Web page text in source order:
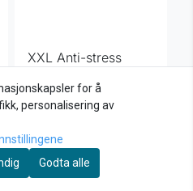
XXL Anti-stress
og dyr - grå
3.999,- 5.499,-
for å
personalisering av
Godta alle